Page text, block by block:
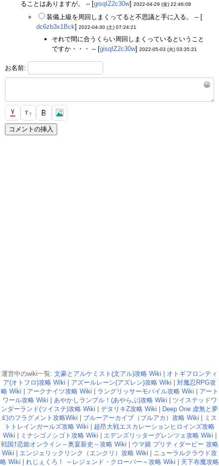
ることはありますが。 -- [gisqIZ2c30w] 2022-04-29 (金) 22:46:08
装備上級を周回しまくってると不思議と手に入る。 -- [
dc6zb3x1Bck] 2022-04-30 (土) 07:24:21
それで間に合うくらい周回しまくっているということ
ですか・・・ -- [gisqIZ2c30w] 2022-05-03 (火) 03:35:21
お名前:
😀
T T
運営中のwiki一覧: 文豪とアルケミスト(文アル)攻略 Wiki
オトギフロンティ
ア(オトフロ)攻略 Wiki
アズールレーン(アズレン)攻略 Wiki
対魔忍RPG攻
略 Wiki
アークナイツ攻略 Wiki ラングリッサーモバイル攻略 Wiki
アート
ワール攻略 Wiki
あやかしランブル！(あやらぶ)攻略 Wiki
ツイステッドワ
ンダーランド(ツイステ)攻略 Wiki
デタリキZ攻略 Wiki
Deep One 虚無と夢
幻のフラグメント攻略Wiki
ブルーアーカイブ（ブルアカ）攻略 Wiki
ミス
トトレインガールズ攻略 Wiki
超昂大戦エスカレーションヒロインズ攻略
Wiki
ミナシゴノシゴト攻略 Wiki エデンズリッターグレンツェ攻略 Wiki
戦国†恋姫オンライン～奥宴新史～攻略 Wiki
ウマ娘 プリティダービー 攻略
Wiki
エンジェリックリンク（エンクリ）攻略 Wiki
ニューラルクラウド攻
略 Wiki
れじぇくろ！ ～レジェンド・クローバー～攻略 Wiki
天下布魔攻略